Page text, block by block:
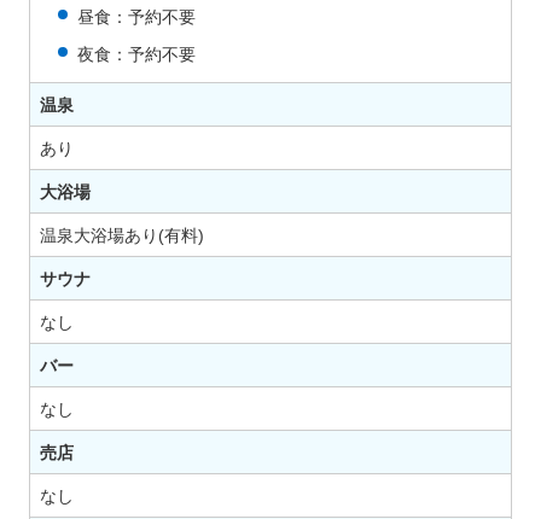
昼食：予約不要
夜食：予約不要
温泉
あり
大浴場
温泉大浴場あり(有料)
サウナ
なし
バー
なし
売店
なし